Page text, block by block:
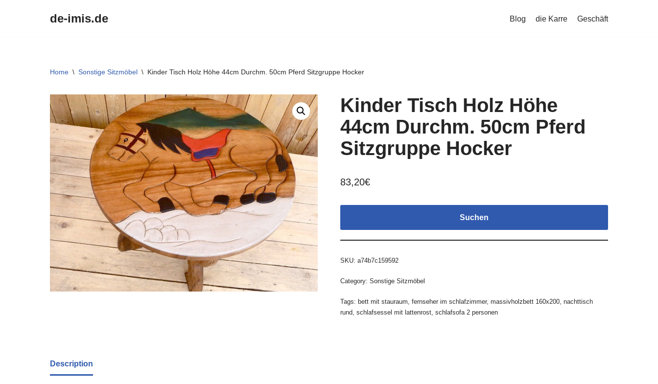
de-imis.de Blog die Karre Geschäft
Home \ Sonstige Sitzmöbel \ Kinder Tisch Holz Höhe 44cm Durchm. 50cm Pferd Sitzgruppe Hocker
Kinder Tisch Holz Höhe
44cm Durchm. 50cm Pferd
Sitzgruppe Hocker
83,20€
Suchen
SKU: a74b7c159592
Category: Sonstige Sitzmöbel
Tags: bett mit stauraum, fernseher im schlafzimmer, massivholzbett 160x200, nachttisch
rund, schlafsessel mit lattenrost, schlafsofa 2 personen
Description